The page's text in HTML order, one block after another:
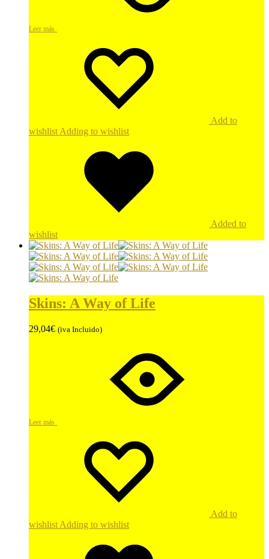
Leer más
Add to
wishlist Adding to wishlist
Added to
wishlist
Skins: A Way of Life
29,04€ (iva Incluido)
Leer más
Add to
wishlist Adding to wishlist